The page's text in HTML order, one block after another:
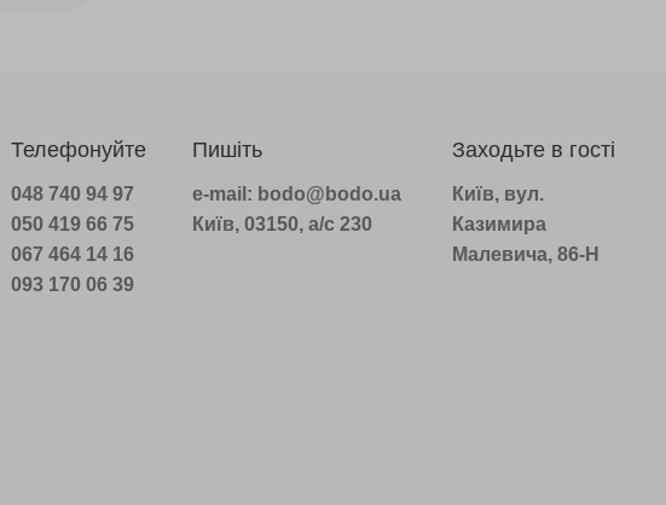
Телефонуйте
048 740 94 97
050 419 66 75
067 464 14 16
093 170 06 39
Пишіть
e-mail: bodo@bodo.ua
Київ, 03150, а/с 230
Заходьте в гості
Київ, вул.
Казимира
Малевича, 86-Н